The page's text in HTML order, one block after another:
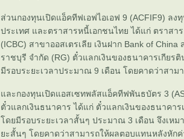
ส่วนกองทุนเปิดแอ็คทีฟเอฟไอเอฟ 9 (ACFIF9) ลง
ประเทศ และตราสารหนี้เอกชนไทย ได้แก่ ตราสา
(ICBC) สาขาออสเตรเลีย เงินฝาก Bank of
ราชบุรี จำกัด (RG) ตั๋วแลกเงินของธนาคารเกียร
มีรอบระยะเวลาประมาณ 9 เดือน โดยคาดว่าสา
ละกองทุนเปิดแอสเซทพลัสแอ็คทีฟพันธบัตร 3
ตั๋วแลกเงินธนาคาร ได้แก่ ตั๋วแลกเงินของธนาคา
ดยมีรอบระยะเวลาสั้นๆ ประมาณ 3 เดือน จึงเหม
ะสั้นๆ โดยคาดว่าสามารถให้ผลตอบแทนหลังหักค่